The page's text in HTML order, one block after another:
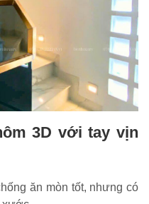
3D với tay vịn
ăn mòn tốt, nhưng có